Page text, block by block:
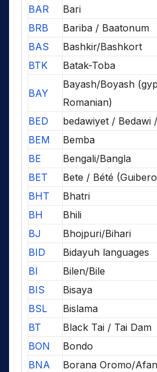
BAR
Bari
BRB
Bariba / Baatonum
BAS
Bashkir/Bashkort
BTK
Batak-Toba
BAY
Bayash/Boyash
Romanian)
BED
bedawiyet / Bedawi
BEM
Bemba
BE
Bengali/Bangla
BET
Bete / Bété
BHT
Bhatri
BH
Bhili
BJ
Bhojpuri/Bihari
BID
Bidayuh languages
BI
Bilen/Bile
BIS
Bisaya
BSL
Bislama
BT
Black Tai / Tai Dam
BON
Bondo
BNA
Borana Oromo/